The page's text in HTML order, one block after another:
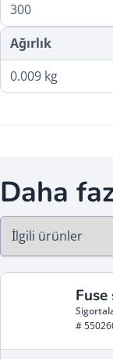
300
Ağırlık
0.009 kg
Daha
#